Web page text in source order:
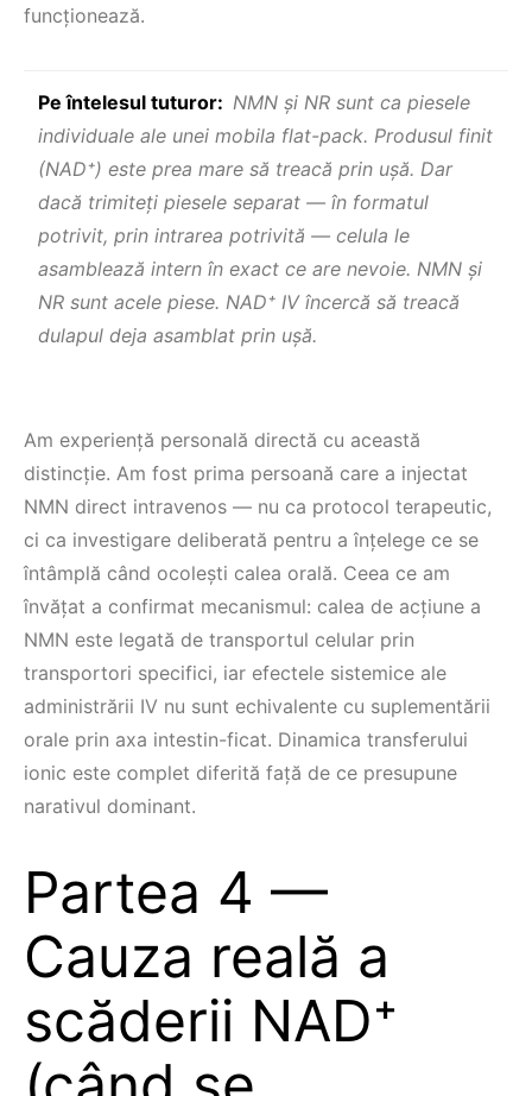
funcționează.
Pe întelesul tuturor: NMN şi NR sunt ca piesele
individuale ale unei mobila flat-pack. Produsul finit
(NAD⁺) este prea mare să treacă prin uşă. Dar
dacă trimiteți piesele separat — în formatul
potrivit, prin intrarea potrivită — celula le
asamblează intern în exact ce are nevoie. NMN şi
NR sunt acele piese. NAD⁺ IV încercă să treacă
dulapul deja asamblat prin uşă.
Am experiență personală directă cu această
distincție. Am fost prima persoană care a injectat
NMN direct intravenos — nu ca protocol terapeutic,
ci ca investigare deliberată pentru a înțelege ce se
întâmplă când ocoleşti calea orală. Ceea ce am
învățat a confirmat mecanismul: calea de acțiune a
NMN este legată de transportul celular prin
transportori specifici, iar efectele sistemice ale
administrării IV nu sunt echivalente cu suplementării
orale prin axa intestin-ficat. Dinamica transferului
ionic este complet diferită față de ce presupune
narativul dominant.
Partea 4 —
Cauza reală a
scăderii NAD⁺